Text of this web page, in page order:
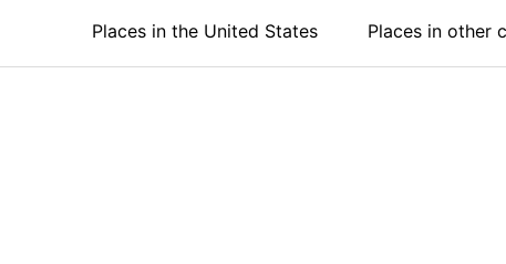
Places in the United States Places in other